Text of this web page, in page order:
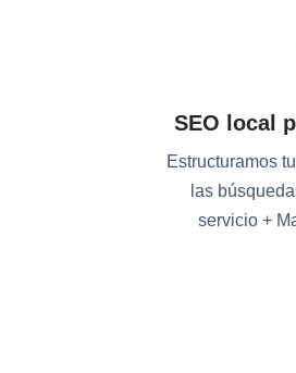
SEO local
Estructuramos
las
servicio +